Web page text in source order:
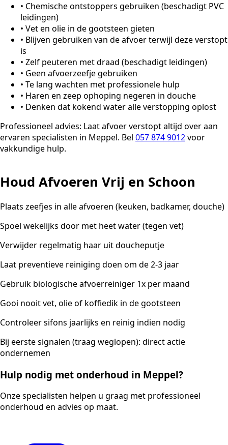
• Chemische ontstoppers gebruiken (beschadigt PVC
leidingen)
• Vet en olie in de gootsteen gieten
• Blijven gebruiken van de afvoer terwijl deze verstopt
is
• Zelf peuteren met draad (beschadigt leidingen)
• Geen afvoerzeefje gebruiken
• Te lang wachten met professionele hulp
• Haren en zeep ophoping negeren in douche
• Denken dat kokend water alle verstopping oplost
Professioneel advies: Laat afvoer verstopt altijd over aan
ervaren specialisten in Meppel. Bel 057 874 9012voor
vakkundige hulp.
Houd Afvoeren Vrij en Schoon
Plaats zeefjes in alle afvoeren (keuken, badkamer, douche)
Spoel wekelijks door met heet water (tegen vet)
Verwijder regelmatig haar uit doucheputje
Laat preventieve reiniging doen om de 2-3 jaar
Gebruik biologische afvoerreiniger 1x per maand
Gooi nooit vet, olie of koffiedik in de gootsteen
Controleer sifons jaarlijks en reinig indien nodig
Bij eerste signalen (traag weglopen): direct actie
ondernemen
Hulp nodig met onderhoud in Meppel?
Onze specialisten helpen u graag met professioneel
onderhoud en advies op maat.